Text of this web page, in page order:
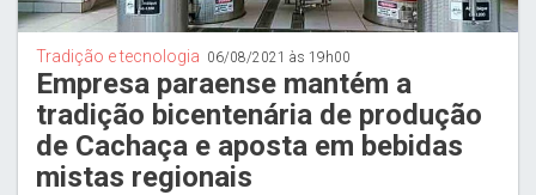
Tradição e tecnologia 06/08/2021 às 19h00
Empresa paraense mantém a
tradição bicentenária de produção
de Cachaça e aposta em bebidas
mistas regionais